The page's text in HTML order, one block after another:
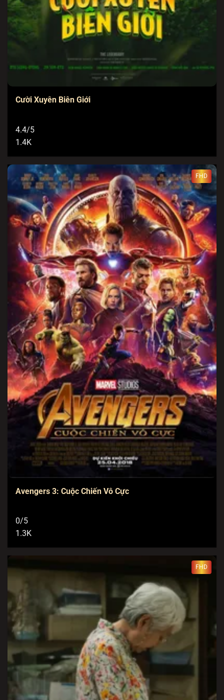
Cười Xuyên Biên Giới
4.4/5
1.4K
FHD
Avengers 3: Cuộc Chiến Vô Cực
0/5
1.3K
FHD